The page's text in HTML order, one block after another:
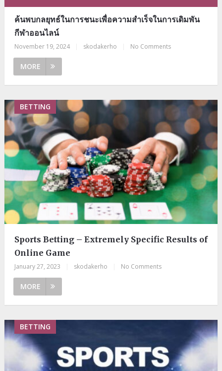
ค้นพบกลยุทธ์ในการชนะเพื่อความสำเร็จในการเดิมพัน
กีฬาออนไลน์
November 19, 2024 skodakerho No Comments
MORE
BETTING
Sports Betting – Extremely Specific Results of
Online Game
January 27, 2023 skodakerho No Comments
MORE
BETTING